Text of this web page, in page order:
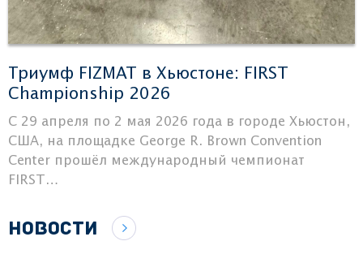
Триумф FIZMAT в Хьюстоне: FIRST
Championship 2026
С 29 апреля по 2 мая 2026 года в городе Хьюстон,
США, на площадке George R. Brown Convention
Center прошёл международный чемпионат
FIRST…
НОВОСТИ